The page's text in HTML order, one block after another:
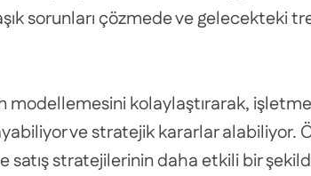
sorunları çözmede ve gelecekteki
modellemesini kolaylaştırarak,
ve stratejik kararlar alabiliyor.
stratejilerinin daha etkili bir